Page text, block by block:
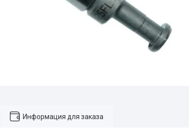
Информация для заказа